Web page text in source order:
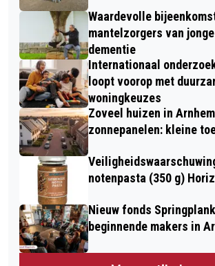
Waardevolle
mantelzorgers van
dementie
Internationaal
loopt voorop met
woningkeuzes
Zoveel huizen in
zonnepanelen: kleine
notenpasta (350 g)
Nieuw fonds
beginnende makers in